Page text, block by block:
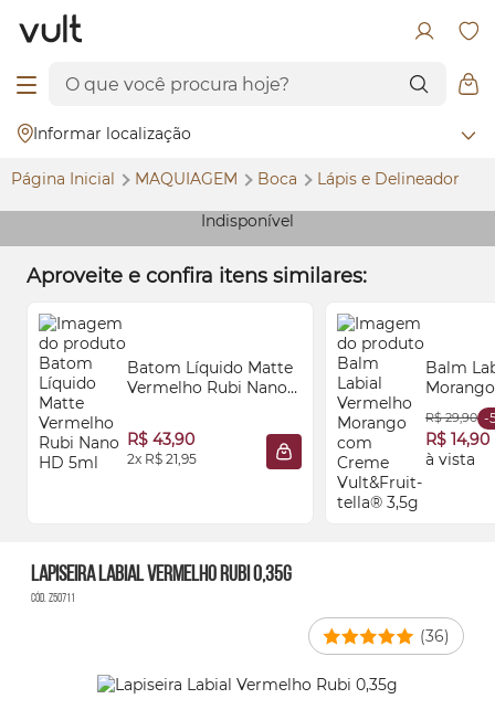
Informar localização
Página Inicial MAQUIAGEM Boca Lápis e Delineador
Indisponível
Aproveite e confira itens similares:
Batom Líquido Matte
Vermelho Rubi Nano
R$ 43,90
2x R$ 21,95 ADICIONAR À SACOLA
Balm
R$ 29,90 -
R$ 14,90
à vista
Lapiseira Labial Vermelho Rubi 0,35g
Cód. Z50711
(36)